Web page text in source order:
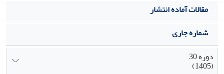
مقالات آماده انتشار
شماره جاری
دوره 30
(1405)